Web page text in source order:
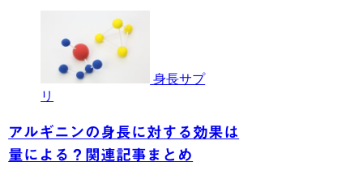
身長サプ
リ
アルギニンの身長に対する効果は
量による？関連記事まとめ